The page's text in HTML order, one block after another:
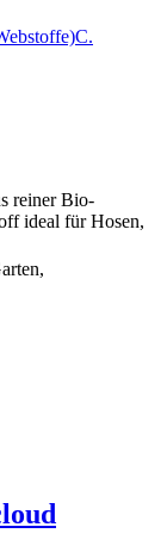
C.
reiner Bio-
ideal für Hosen,